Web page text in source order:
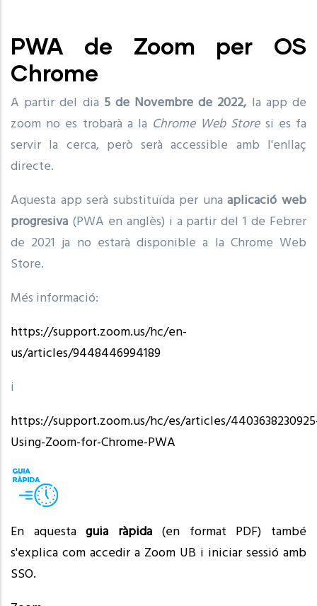
PWA de Zoom per OS
Chrome
A partir del dia 5 de Novembre de 2022,la app de
zoom no es trobarà a la Chrome Web Storesi es fa
servir la cerca, però serà accessible amb l'enllaç
directe.
Aquesta app serà substituïda per unaaplicació web
progresiva (PWA en anglès) i a partir del 1 de Febrer
de 2021 ja no estarà disponible a la Chrome Web
Store.
Més informació:
https://support.zoom.us/hc/en-
us/articles/9448446994189
i
https://support.zoom.us/hc/es/articles/
Using-Zoom-for-Chrome-PWA
En aquesta guia ràpida (en format PDF) també
s'explica com accedir a Zoom UB i iniciar sessió amb
SSO.